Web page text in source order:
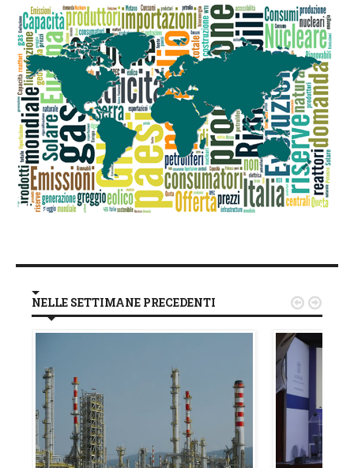
NELLE SETTIMANE PRECEDENTI  